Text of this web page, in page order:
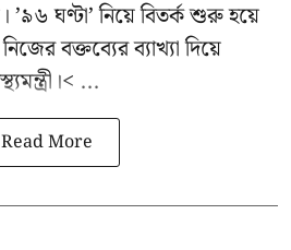
’৯৬ ঘণ্টা’ নিয়ে বিতর্ক শুরু হয়ে
বক্তব্যের ব্যাখ্যা দিয়ে
...
Read More